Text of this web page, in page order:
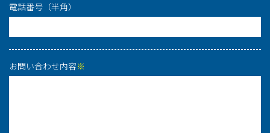
電話番号（半角）
お問い合わせ内容※